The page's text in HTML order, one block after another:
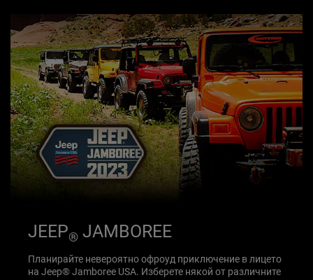
JEEP® JAMBOREE
Планирайте невероятно офроуд приключение в лицето
на Jeep® Jamboree USA. Изберете някой от различните